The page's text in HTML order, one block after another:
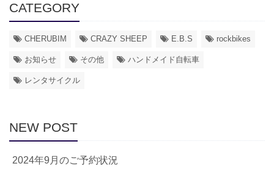
CATEGORY
CHERUBIM CRAZY SHEEP E.B.S rockbikes
お知らせ その他 ハンドメイド自転車
レンタサイクル
NEW POST
2024年9月のご予約状況